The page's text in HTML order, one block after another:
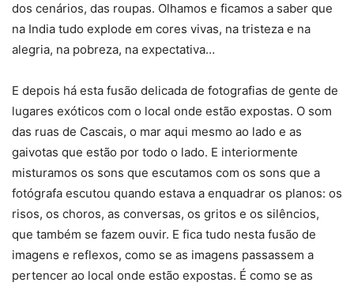
dos cenários, das roupas. Olhamos e ficamos a saber que
na India tudo explode em cores vivas, na tristeza e na
alegria, na pobreza, na expectativa…
E depois há esta fusão delicada de fotografias de gente de
lugares exóticos com o local onde estão expostas. O som
das ruas de Cascais, o mar aqui mesmo ao lado e as
gaivotas que estão por todo o lado. E interiormente
misturamos os sons que escutamos com os sons que a
fotógrafa escutou quando estava a enquadrar os planos: os
risos, os choros, as conversas, os gritos e os silêncios,
que também se fazem ouvir. E fica tudo nesta fusão de
imagens e reflexos, como se as imagens passassem a
pertencer ao local onde estão expostas. É como se as